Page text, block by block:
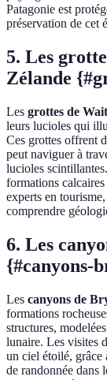
Patagonie est
préservation de cet
5. Les
Zélande
Les grottes de
leurs lucioles qui
Ces grottes offrent
peut naviguer à
lucioles
formations
experts en
comprendre
6. Les
{#canyons-
Les canyons de
formations
structures,
lunaire. Les visites
un ciel étoilé, grâce
de randonnée dans